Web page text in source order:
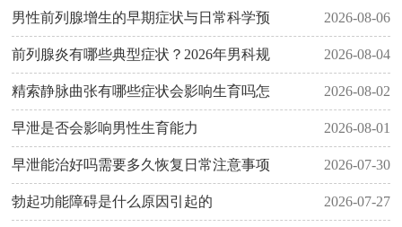
男性前列腺增生的早期症状与日常科学预 2026-08-06
前列腺炎有哪些典型症状？2026年男科规 2026-08-04
精索静脉曲张有哪些症状会影响生育吗怎 2026-08-02
早泄是否会影响男性生育能力 2026-08-01
早泄能治好吗需要多久恢复日常注意事项 2026-07-30
勃起功能障碍是什么原因引起的 2026-07-27